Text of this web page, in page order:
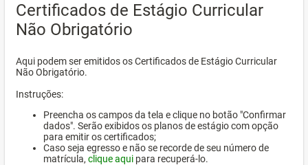
Certificados de Estágio Curricular
Não Obrigatório
Aqui podem ser emitidos os Certificados de Estágio Curricular
Não Obrigatório.
Instruções:
Preencha os campos da tela e clique no botão "Confirmar
dados". Serão exibidos os planos de estágio com opção
para emitir os certificados;
Caso seja egresso e não se recorde de seu número de
matrícula, clique aqui para recuperá-lo.